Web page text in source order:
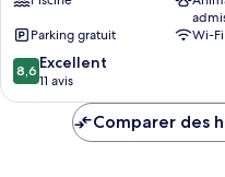
la-
Plagne
Parking gratuit
Wi-
8.6
sur
10,
Excellent,
8,6 Excellent
11 avis
Comparer des